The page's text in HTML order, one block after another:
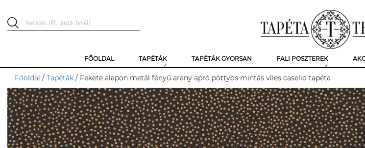
FŐOLDAL TAPÉTÁK TAPÉTÁK GYORSAN FALI POSZTEREK
Főoldal / Tapéták / Fekete alapon metál fényű arany apró pöttyös mintás vlies caselio tapéta